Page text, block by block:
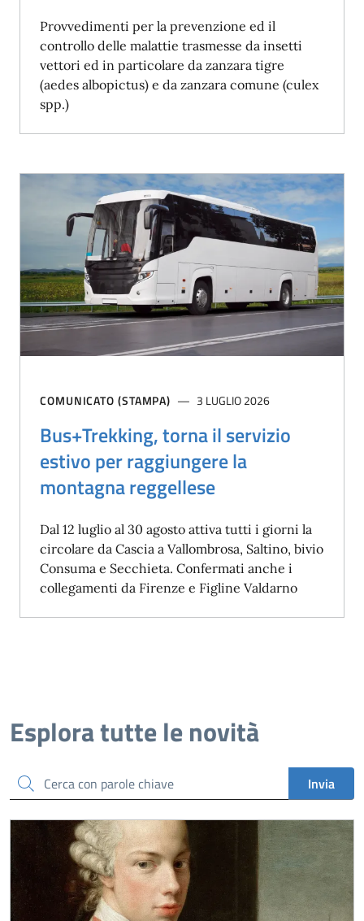
Provvedimenti per la prevenzione ed il
controllo delle malattie trasmesse da insetti
vettori ed in particolare da zanzara tigre
(aedes albopictus) e da zanzara comune (culex
spp.)
COMUNICATO (STAMPA) 3 LUGLIO 2026
Bus+Trekking, torna il servizio
estivo per raggiungere la
montagna reggellese
Dal 12 luglio al 30 agosto attiva tutti i giorni la
circolare da Cascia a Vallombrosa, Saltino, bivio
Consuma e Secchieta. Confermati anche i
collegamenti da Firenze e Figline Valdarno
Esplora tutte le novità
Cerca Invia